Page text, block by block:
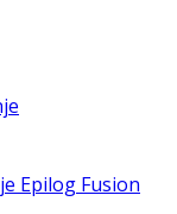
Epilog Fusion